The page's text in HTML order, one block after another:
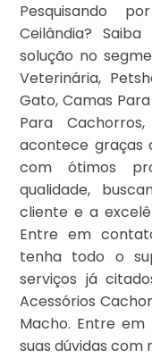
Pesquisando
Ceilândia?
solução no
Veterinária,
Gato, Camas
Para
acontece graças
com ótimos
qualidade,
cliente e a
Entre em
tenha todo o
serviços já
Acessórios
Macho. Entre
suas dúvidas com